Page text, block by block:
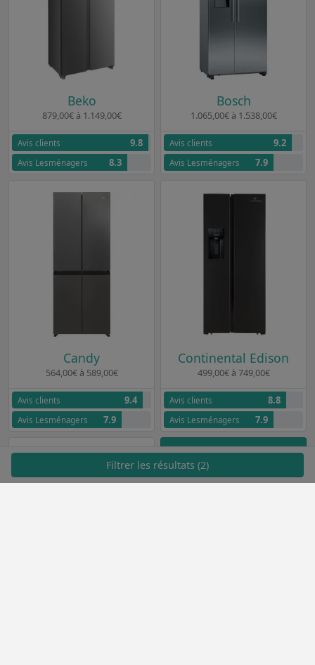
Filtrer les résultats (2)
Beko
879,00€ à 1.149,00€
Avis clients 9.8
Avis Lesménagers 8.3
Bosch
1.065,00€ à 1.538,00€
Avis clients 9.2
Avis Lesménagers 7.9
Candy
564,00€ à 589,00€
Avis clients 9.4
Avis Lesménagers 7.9
Continental Edison
499,00€ à 749,00€
Avis clients 8.8
Avis Lesménagers 7.9